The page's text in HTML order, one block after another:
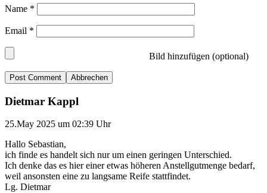
Name *
Email *
Bild hinzufügen (optional)
Abbrechen
Dietmar Kappl
25.May 2025 um 02:39 Uhr
Hallo Sebastian,
ich finde es handelt sich nur um einen geringen Unterschied.
Ich denke das es hier einer etwas höheren Anstellgutmenge bedarf,
weil ansonsten eine zu langsame Reife stattfindet.
Lg. Dietmar